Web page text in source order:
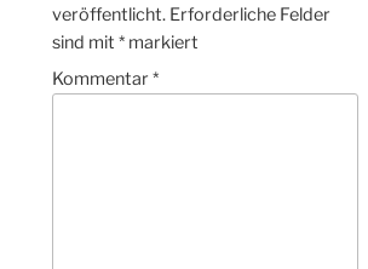
veröffentlicht. Erforderliche Felder
sind mit* markiert
Kommentar*